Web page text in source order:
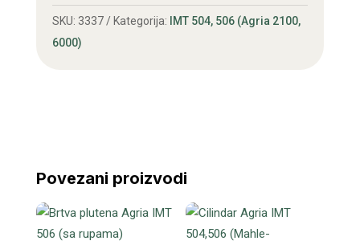
IMT
504,506
količina
SKU: 3337 Kategorija:
IMT 504, 506 (Agria 2100,
6000)
Povezani proizvodi